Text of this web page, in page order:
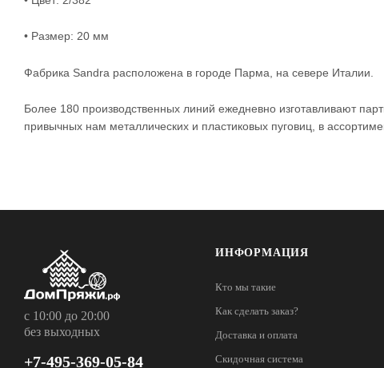
• Размер: 20 мм
Фабрика Sandra расположена в городе Парма, на севере Италии.
Более 180 производственных линий ежедневно изготавливают
привычных нам металлических и пластиковых пуговиц, в
с 10:00 до 20:00
без выходных
+7-495-369-05-84
ИНФОРМАЦИЯ
Кто мы такие
Как сделать заказ?
Доставка и оплата
Скидочная система